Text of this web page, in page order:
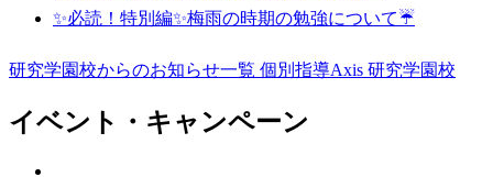
✨必読！特別編✨梅雨の時期の勉強について☔
研究学園校からのお知らせ一覧 個別指導Axis 研究学園校
イベント・キャンペーン